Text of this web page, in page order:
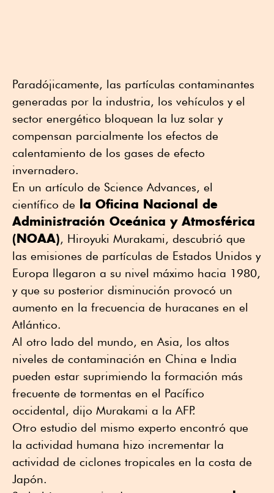
Paradójicamente, las partículas contaminantes
generadas por la industria, los vehículos y el
sector energético bloquean la luz solar y
compensan parcialmente los efectos de
calentamiento de los gases de efecto
invernadero.
En un artículo de Science Advances, el
científico de
la Oficina Nacional de
Administración Oceánica y Atmosférica
(NOAA), Hiroyuki Murakami, descubrió que
las emisiones de partículas de Estados Unidos y
Europa llegaron a su nivel máximo hacia 1980,
y que su posterior disminución provocó un
aumento en la frecuencia de huracanes en el
Atlántico.
Al otro lado del mundo, en Asia, los altos
niveles de contaminación en China e India
pueden estar suprimiendo la formación más
frecuente de tormentas en el Pacífico
occidental, dijo Murakami a la AFP.
Otro estudio del mismo experto encontró que
la actividad humana hizo incrementar la
actividad de ciclones tropicales en la costa de
Japón.